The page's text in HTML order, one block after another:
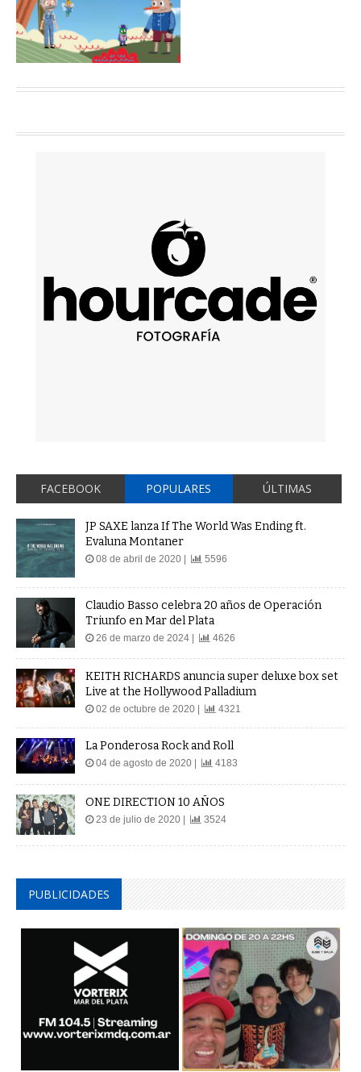
FACEBOOK POPULARES ÚLTIMAS
JP SAXE lanza If The World Was Ending ft.
Evaluna Montaner
08 de abril de 2020 | 5596
Claudio Basso celebra 20 años de Operación
Triunfo en Mar del Plata
26 de marzo de 2024 | 4626
KEITH RICHARDS anuncia super deluxe box set
Live at the Hollywood Palladium
02 de octubre de 2020 | 4321
La Ponderosa Rock and Roll
04 de agosto de 2020 | 4183
ONE DIRECTION 10 AÑOS
23 de julio de 2020 | 3524
PUBLICIDADES